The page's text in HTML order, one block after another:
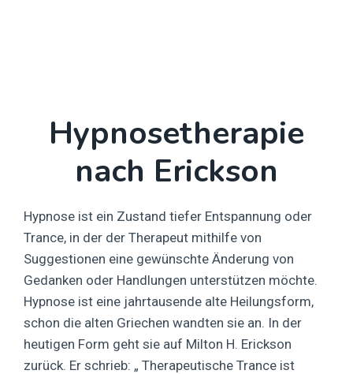
Hypnosetherapie
nach Erickson
Hypnose ist ein Zustand tiefer Entspannung oder
Trance, in der der Therapeut mithilfe von
Suggestionen eine gewünschte Änderung von
Gedanken oder Handlungen unterstützen möchte.
Hypnose ist eine jahrtausende alte Heilungsform,
schon die alten Griechen wandten sie an. In der
heutigen Form geht sie auf Milton H. Erickson
zurück. Er schrieb: „ Therapeutische Trance ist